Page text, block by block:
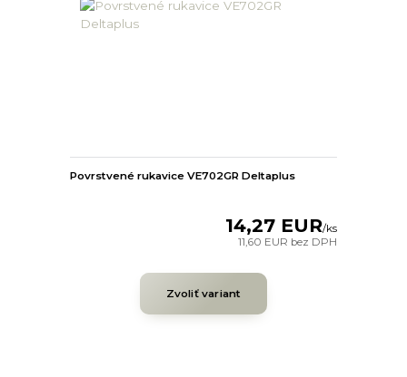
Povrstvené rukavice VE702GR Deltaplus
14,27 EUR/ks
11,60 EUR bez DPH
Zvoliť variant